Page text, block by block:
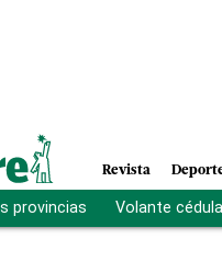
Revista
provincias Volante cédula